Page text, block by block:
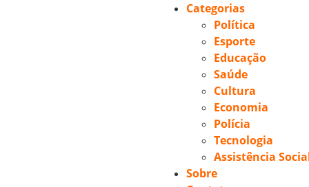
Categorias
Política
Esporte
Educação
Saúde
Cultura
Economia
Polícia
Tecnologia
Assistência
Sobre